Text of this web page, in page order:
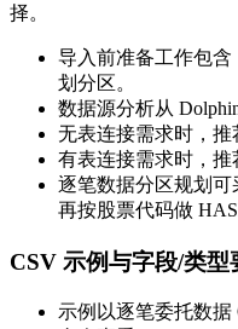
择。
导入前准备工作包
划分区。
数据源分析从
无表连接需求时，推
有表连接需求时，推
逐笔数据分区规划可
再按股票代码做
CSV 示例与字段/类型
示例以逐笔委托数据